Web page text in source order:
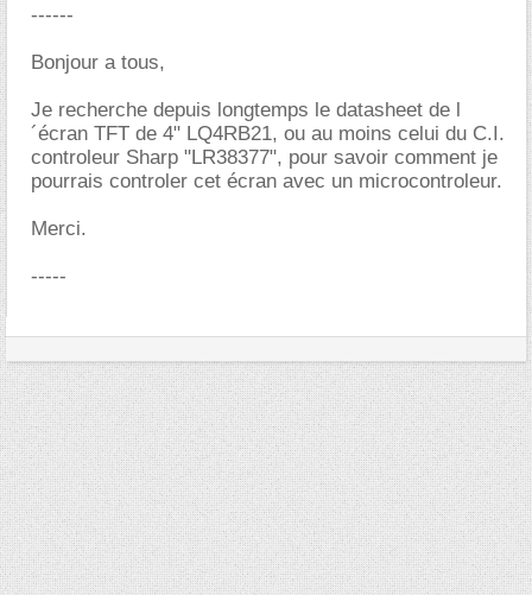
------
Bonjour a tous,
Je recherche depuis longtemps le datasheet de l
´écran TFT de 4" LQ4RB21, ou au moins celui du C.I.
controleur Sharp "LR38377", pour savoir comment je
pourrais controler cet écran avec un microcontroleur.
Merci.
-----